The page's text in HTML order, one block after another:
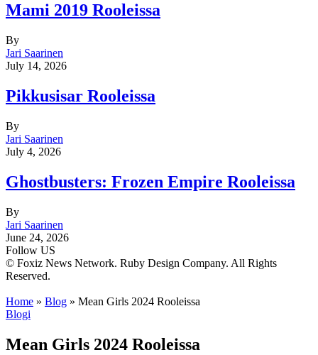
Mami 2019 Rooleissa
By
Jari Saarinen
July 14, 2026
Pikkusisar Rooleissa
By
Jari Saarinen
July 4, 2026
Ghostbusters: Frozen Empire Rooleissa
By
Jari Saarinen
June 24, 2026
Follow US
© Foxiz News Network. Ruby Design Company. All Rights
Reserved.
Home » Blog » Mean Girls 2024 Rooleissa
Blogi
Mean Girls 2024 Rooleissa